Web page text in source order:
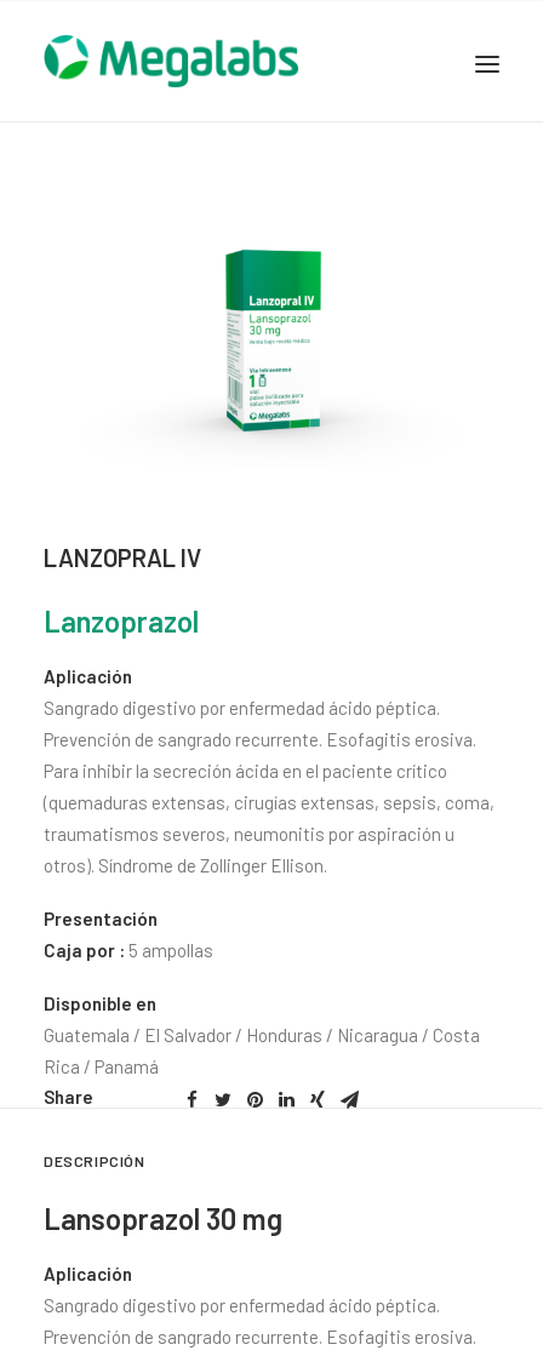
CONTACTO
LANZOPRAL IV
Lanzoprazol
Aplicación
Sangrado digestivo por enfermedad ácido péptica.
Prevención de sangrado recurrente. Esofagitis erosiva.
Para inhibir la secreción ácida en el paciente crítico
(quemaduras extensas, cirugías extensas, sepsis, coma,
traumatismos severos, neumonitis por aspiración u
otros). Síndrome de Zollinger Ellison.
Presentación
Caja por : 5 ampollas
Disponible en
Guatemala / El Salvador / Honduras / Nicaragua / Costa
Rica / Panamá
Share
DESCRIPCIÓN
Lansoprazol 30 mg
Aplicación
Sangrado digestivo por enfermedad ácido péptica.
Prevención de sangrado recurrente. Esofagitis erosiva.